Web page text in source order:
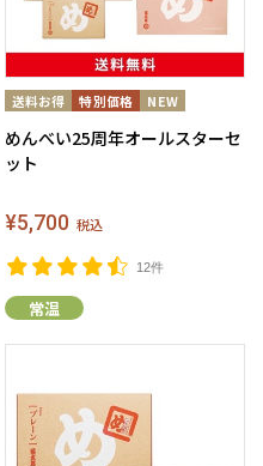
めんべい25周年オールスターセ
ット
12件
¥5,700 税込
常温